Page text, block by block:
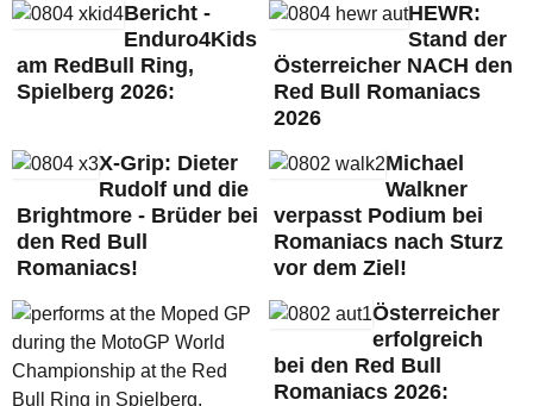
Bericht -
Enduro4Kids
am RedBull Ring,
Spielberg 2026:
HEWR:
Stand der
Österreicher NACH den
Red Bull Romaniacs
2026
X-Grip: Dieter
Rudolf und die
Brightmore - Brüder bei
den Red Bull
Romaniacs!
Michael
Walkner
verpasst Podium bei
Romaniacs nach Sturz
vor dem Ziel!
Österreicher
erfolgreich
bei den Red Bull
Romaniacs 2026: